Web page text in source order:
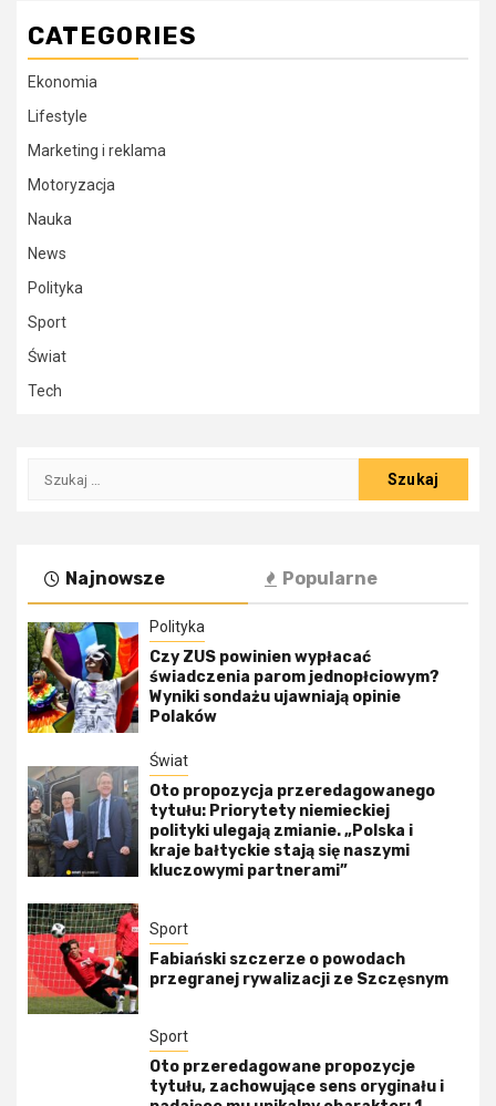
CATEGORIES
Ekonomia
Lifestyle
Marketing i reklama
Motoryzacja
Nauka
News
Polityka
Sport
Świat
Tech
Szukaj:
Najnowsze Popularne
Polityka
Czy ZUS powinien wypłacać
świadczenia parom jednopłciowym?
Wyniki sondażu ujawniają opinie
Polaków
Świat
Oto propozycja przeredagowanego
tytułu: Priorytety niemieckiej
polityki ulegają zmianie. „Polska i
kraje bałtyckie stają się naszymi
kluczowymi partnerami”
Sport
Fabiański szczerze o powodach
przegranej rywalizacji ze Szczęsnym
Sport
Oto przeredagowane propozycje
tytułu, zachowujące sens oryginału i